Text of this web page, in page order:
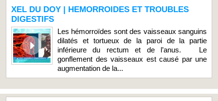
XEL DU DOY | HEMORROIDES ET TROUBLES
DIGESTIFS
Les hémorroïdes sont des vaisseaux sanguins
dilatés et tortueux de la paroi de la partie
inférieure du rectum et de l’anus. Le
gonflement des vaisseaux est causé par une
augmentation de la...